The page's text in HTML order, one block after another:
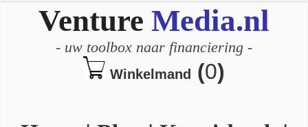
Venture Media.nl
- uw toolbox naar financiering -
Winkelmand (0)